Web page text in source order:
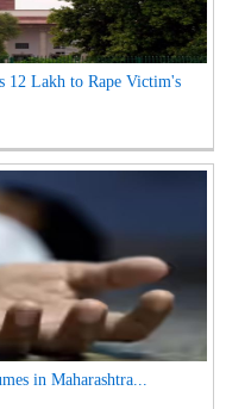
12 Lakh to Rape Victim's
in Maharashtra...